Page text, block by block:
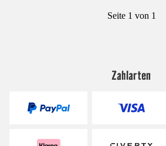
Seite 1 von 1
Zahlarten